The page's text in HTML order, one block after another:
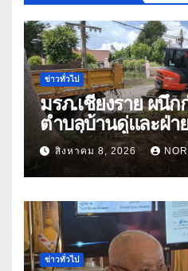
ข่าวทั่วไป
มรภ.เชียงราย ผนึก
ตำบลบ้านดู่และฝ่า
ลอกสิ่งกีดขวางทา
ปัญหาน้ำท่วม
สิงหาคม 8, 2026
ข่าวทั่วไป